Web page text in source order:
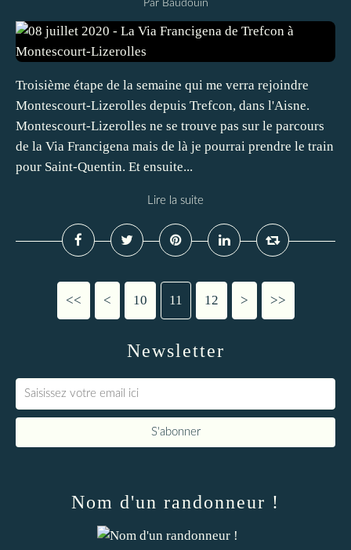
Par Baudouin
Troisième étape de la semaine qui me verra rejoindre
Montescourt-Lizerolles depuis Trefcon, dans l'Aisne.
Montescourt-Lizerolles ne se trouve pas sur le parcours
de la Via Francigena mais de là je pourrai prendre le train
pour Saint-Quentin. Et ensuite...
Lire la suite
<< < 10 11 12 > >>
Newsletter
Nom d'un randonneur !